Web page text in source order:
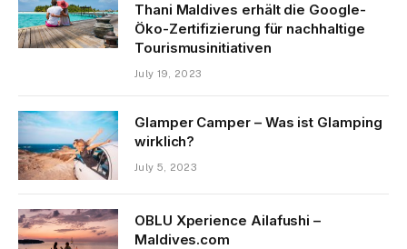
Thani Maldives erhält die Google-
Öko-Zertifizierung für nachhaltige
Tourismusinitiativen
July 19, 2023
Glamper Camper – Was ist Glamping
wirklich?
July 5, 2023
OBLU Xperience Ailafushi –
Maldives.com